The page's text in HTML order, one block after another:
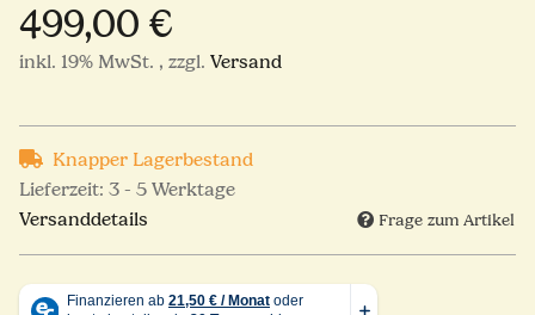
499,00 €
inkl. 19% MwSt. , zzgl. Versand
Knapper Lagerbestand
Lieferzeit: 3 - 5 Werktage
Versanddetails
Frage zum Artikel